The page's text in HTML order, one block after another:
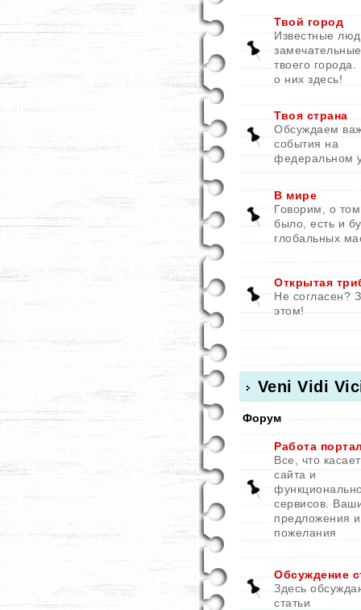
Твой город
Известные
твоего
о них здесь!
Твоя страна
Обсуждаем
события на
федеральном
В мире
Говорим, о
было, есть и
глобальных
Открытая
Не согласен?
этом!
Veni Vidi
Форум
Работа
Все, что
сайта и
сервисов.
предложения и
пожелания
Обсуждение
Здесь
статьи